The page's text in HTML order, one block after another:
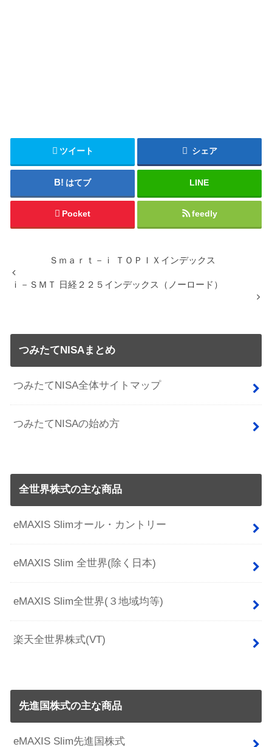
ツイート シェア
はてブ LINE
Pocket feedly
Ｓｍａｒｔ－ｉ ＴＯＰＩＸインデックス
ｉ－ＳＭＴ 日経２２５インデックス（ノーロード）
つみたてNISAまとめ
つみたてNISA全体サイトマップ
つみたてNISAの始め方
全世界株式の主な商品
eMAXIS Slimオール・カントリー
eMAXIS Slim 全世界(除く日本)
eMAXIS Slim全世界(３地域均等)
楽天全世界株式(VT)
先進国株式の主な商品
eMAXIS Slim先進国株式